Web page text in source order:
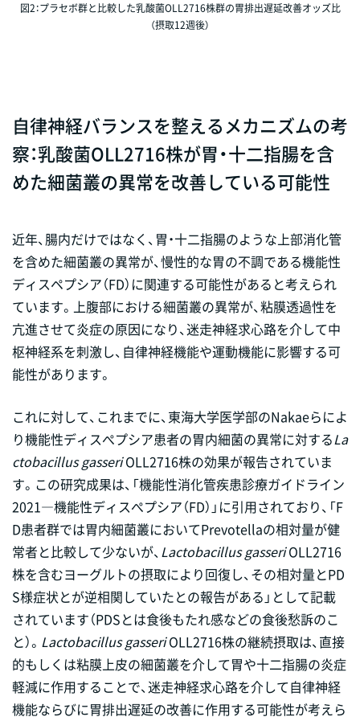
図2：プラセボ群と比較した乳酸菌OLL2716株群の胃排出遅延改善オッズ比
（摂取12週後）
自律神経バランスを整えるメカニズムの考
察：乳酸菌OLL2716株が胃・十二指腸を含
めた細菌叢の異常を改善している可能性
近年、腸内だけではなく、胃・十二指腸のような上部消化管
を含めた細菌叢の異常が、慢性的な胃の不調である機能性
ディスペプシア（FD）に関連する可能性があると考えられ
ています。上腹部における細菌叢の異常が、粘膜透過性を
亢進させて炎症の原因になり、迷走神経求心路を介して中
枢神経系を刺激し、自律神経機能や運動機能に影響する可
能性があります。
これに対して、これまでに、東海大学医学部のNakaeらによ
り機能性ディスぺプシア患者の胃内細菌の異常に対するLa
ctobacillus gasseriOLL2716株の効果が報告されていま
す。この研究成果は、「機能性消化管疾患診療ガイドライン
2021―機能性ディスぺプシア（FD）」に引用されており、「F
D患者群では胃内細菌叢においてPrevotellaの相対量が健
常者と比較して少ないが、 Lactobacillus gasseriOLL2716
株を含むヨーグルトの摂取により回復し、その相対量とPD
S様症状とが逆相関していたとの報告がある」として記載
されています（PDSとは食後もたれ感などの食後愁訴のこ
と）。 Lactobacillus gasseriOLL2716株の継続摂取は、直接
的もしくは粘膜上皮の細菌叢を介して胃や十二指腸の炎症
軽減に作用することで、迷走神経求心路を介して自律神経
機能ならびに胃排出遅延の改善に作用する可能性が考えら